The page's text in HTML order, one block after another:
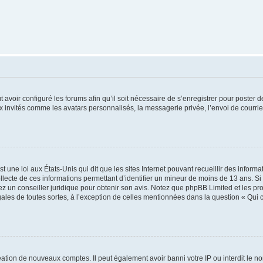
configuré les forums afin qu’il soit nécessaire de s’enregistrer pour poster
comme les avatars personnalisés, la messagerie privée, l’envoi de
une loi aux États-Unis qui dit que les sites Internet pouvant recueillir des
de ces informations permettant d’identifier un mineur de moins de 13 ans.
un conseiller juridique pour obtenir son avis. Notez que phpBB Limited et les
de toutes sortes, à l’exception de celles mentionnées dans la question «
de nouveaux comptes. Il peut également avoir banni votre IP ou interdit le